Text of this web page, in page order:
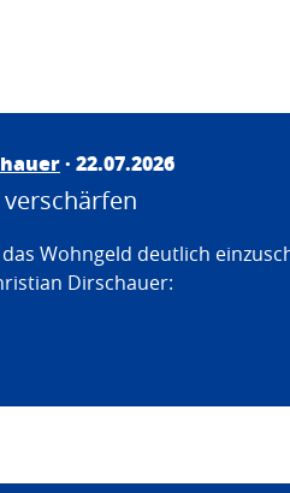
· 22.07.2026
Wohngeld deutlich
Dirschauer: